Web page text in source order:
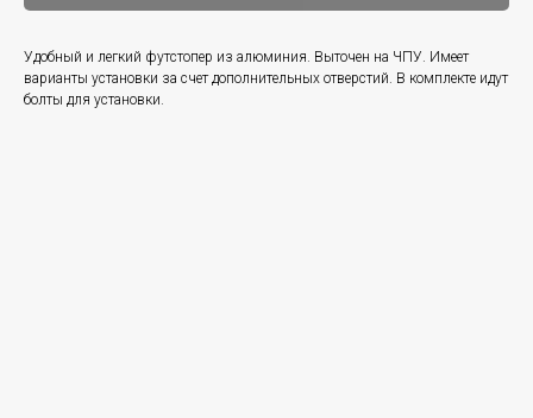
Удобный и легкий футстопер из алюминия. Выточен на ЧПУ. Имеет
варианты установки за счет дополнительных отверстий. В комплекте идут
болты для установки.